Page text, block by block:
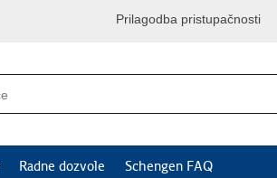
Prilagodba pristupačnosti
Radne dozvole Schengen FAQ